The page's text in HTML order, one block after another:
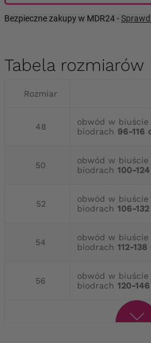
Bezpieczne zakupy w MDR24 -
Tabela rozmiarów
Rozmiar
48 obwód w biuście
biodrach 96-116
50 obwód w biuście
biodrach 100-
52 obwód w biuście
biodrach 106-
54 obwód w biuście
biodrach 112-138
56 obwód w biuście
biodrach 120-